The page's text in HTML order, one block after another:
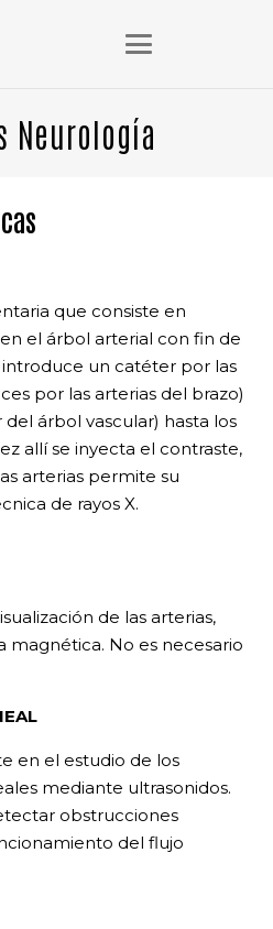
Neurología
que consiste en
el árbol arterial con fin de
introduce un catéter por las
por las arterias del brazo)
árbol vascular) hasta los
allí se inyecta el contraste,
arterias permite su
de rayos X.
de las arterias,
magnética. No es necesario
en el estudio de los
mediante ultrasonidos.
obstrucciones
del flujo